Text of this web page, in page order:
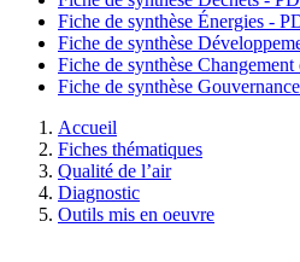
Fiche de synthèse Énergies -
Fiche de synthèse
Fiche de synthèse
Fiche de synthèse
Accueil
Fiches thématiques
Qualité de l’air
Diagnostic
Outils mis en oeuvre